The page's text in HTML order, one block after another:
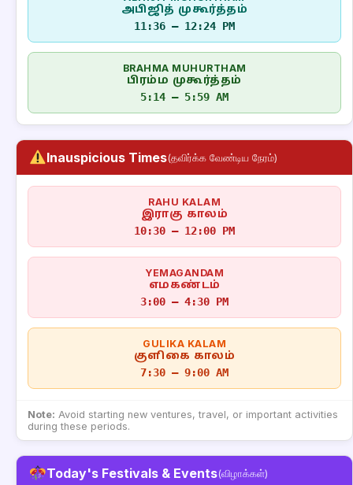
அபிஜித் முகூர்த்தம்
11:36 – 12:24 PM
BRAHMA MUHURTHAM
பிரம்ம முகூர்த்தம்
5:14 – 5:59 AM
Inauspicious Times(தவிர்க்க வேண்டிய நேரம்)
RAHU KALAM
இராகு காலம்
10:30 – 12:00 PM
YEMAGANDAM
எமகண்டம்
3:00 – 4:30 PM
GULIKA KALAM
குளிகை காலம்
7:30 – 9:00 AM
Note: Avoid starting new ventures, travel, or important activities
during these periods.
Today's Festivals & Events(விழாக்கள்)